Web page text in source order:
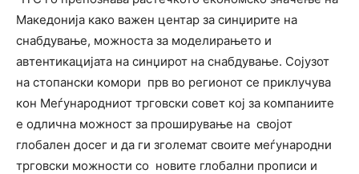
Македонија како важен центар за синџирите на
снабдување, можноста за моделирањето и
автентикацијата на синџирот на снабдување. Сојузот
на стопански комори прв во регионот се приклучува
кон Меѓународниот трговски совет кој за компаниите
е одлична можност за проширување на својот
глобален досег и да ги зголемат своите меѓународни
трговски можности со новите глобални прописи и